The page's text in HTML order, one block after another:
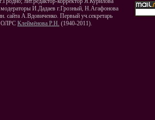
модераторы И.Дадаев г.Грозный, Н.Агафонова
сайта А.Вдовиченко. Первый уч.секретарь
ОЛРС Клеймёнова Р.Н. (1940-2011).